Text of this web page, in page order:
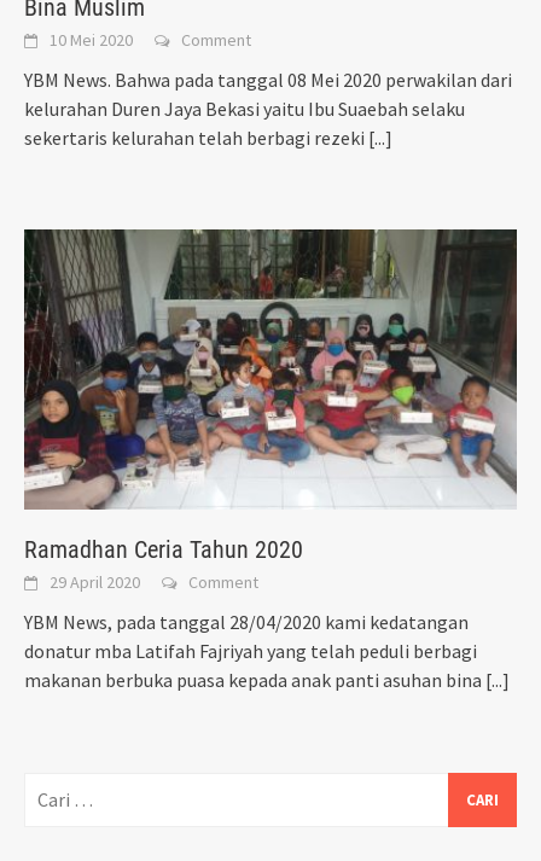
Bina Muslim
10 Mei 2020 Comment
YBM News. Bahwa pada tanggal 08 Mei 2020 perwakilan dari
kelurahan Duren Jaya Bekasi yaitu Ibu Suaebah selaku
sekertaris kelurahan telah berbagi rezeki [...]
Ramadhan Ceria Tahun 2020
29 April 2020 Comment
YBM News, pada tanggal 28/04/2020 kami kedatangan
donatur mba Latifah Fajriyah yang telah peduli berbagi
makanan berbuka puasa kepada anak panti asuhan bina [...]
untuk: